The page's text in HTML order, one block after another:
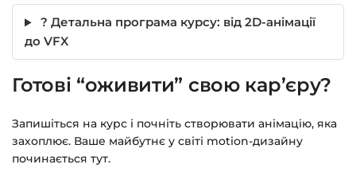
? Детальна програма курсу: від 2D-анімації
до VFX
Готові “оживити” свою кар’єру?
Запишіться на курс і почніть створювати анімацію, яка
захоплює. Ваше майбутнє у світі motion-дизайну
починається тут.